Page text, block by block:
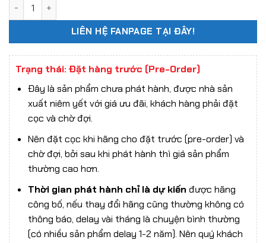
LIÊN HỆ FANPAGE TẠI ĐÂY!
Trạng thái: Đặt hàng trước (Pre-Order)
Đây là sản phẩm chưa phát hành, được nhà sản
xuất niêm yết với giá ưu đãi, khách hàng phải đặt
cọc và chờ đợi.
Nên đặt cọc khi hãng cho đặt trước (pre-order) và
chờ đợi, bởi sau khi phát hành thì giá sản phẩm
thường cao hơn.
Thời gian phát hành chỉ là dự kiến được hãng
công bố, nếu thay đổi hãng cũng thường không có
thông báo, delay vài tháng là chuyện bình thường
(có nhiều sản phẩm delay 1-2 năm). Nên quý khách